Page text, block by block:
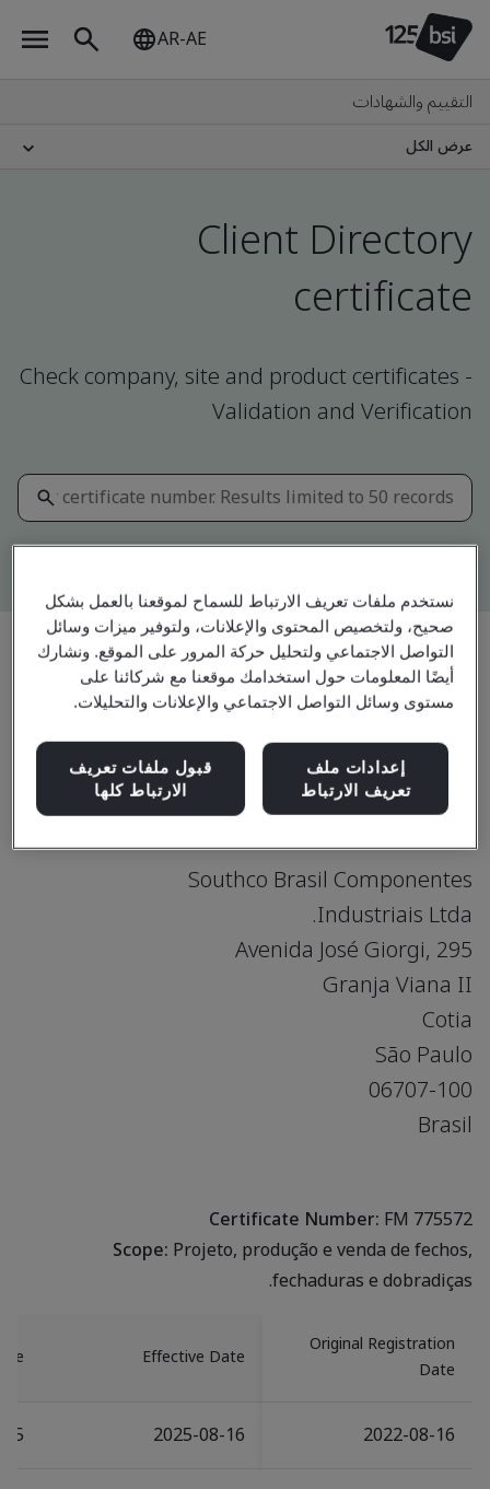
AR-AE
التقييم والشهادات
عرض الكل
Client Directory
certificate
Check company, site and product certificates -
Validation and Verification
Kitemark advanced search
مشاركة:
ISO 9001:2015
Southco Brasil Componentes
Industriais Ltda.
Avenida José Giorgi, 295
Granja Viana II
Cotia
São Paulo
06707-100
Brasil
Certificate Number:FM 775572
Scope:Projeto, produção e venda de fechos,
fechaduras e dobradiças.
Original Registration
Date
Effective Date
2022-08-16
2025-08-16
نستخدم ملفات تعريف الارتباط للسماح لموقعنا بالعمل بشكل
صحيح، ولتخصيص المحتوى والإعلانات، ولتوفير ميزات وسائل
التواصل الاجتماعي ولتحليل حركة المرور على الموقع. ونشارك
أيضًا المعلومات حول استخدامك موقعنا مع شركائنا على
مستوى وسائل التواصل الاجتماعي والإعلانات والتحليلات.
إعدادات ملف
تعريف الارتباط
قبول ملفات تعريف
الارتباط كلها